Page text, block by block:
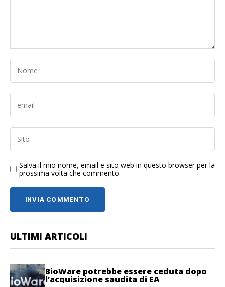
Salva il mio nome, email e sito web in questo browser per la
prossima volta che commento.
ULTIMI ARTICOLI
BioWare potrebbe essere ceduta dopo
l’acquisizione saudita di EA